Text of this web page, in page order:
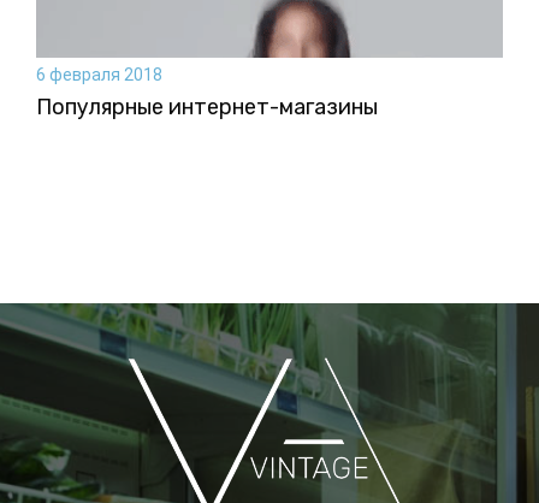
6 февраля 2018
Популярные интернет-магазины